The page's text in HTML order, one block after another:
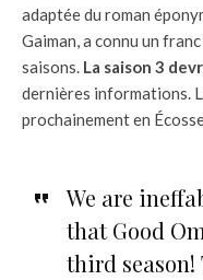
adaptée du roman
Gaiman, a connu un
saisons. La saison 3
dernières informations.
prochainement en
We are
that Good
third